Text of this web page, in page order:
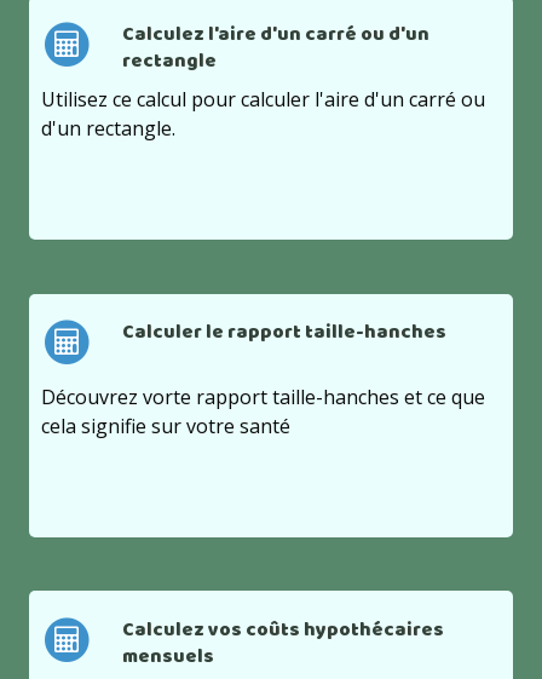
Calculez l'aire d'un carré ou d'un
rectangle
Utilisez ce calcul pour calculer l'aire d'un carré ou
d'un rectangle.
Calculer le rapport taille-hanches
Découvrez vorte rapport taille-hanches et ce que
cela signifie sur votre santé
Calculez vos coûts hypothécaires
mensuels